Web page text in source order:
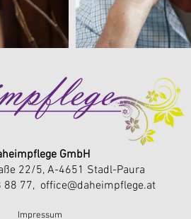
GmbH
22/5, A-4651 Stadl-Paura
88 77, office@daheimpflege.at
Impressum